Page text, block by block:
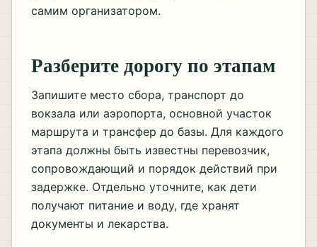
самим организатором.
Разберите дорогу по этапам
Запишите место сбора, транспорт до
вокзала или аэропорта, основной участок
маршрута и трансфер до базы. Для каждого
этапа должны быть известны перевозчик,
сопровождающий и порядок действий при
задержке. Отдельно уточните, как дети
получают питание и воду, где хранят
документы и лекарства.